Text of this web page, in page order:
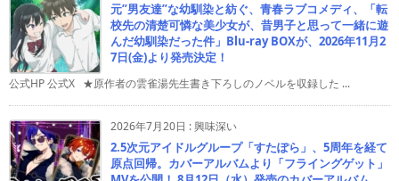
元”男友達”な幼馴染と紡ぐ、青春ラブコメディ、「転
校先の清楚可憐な美少女が、昔男子と思って一緒に遊
んだ幼馴染だった件」Blu-ray BOXが、2026年11月2
7日(金)より発売決定！
公式HP 公式X ★原作者の雲雀湯先生書き下ろしのノベルを収録した ...
2026年7月20日 :興味深い
2.5次元アイドルグループ「すたぽら」、5周年を経て
原点回帰。カバーアルバムより「フライングゲット」